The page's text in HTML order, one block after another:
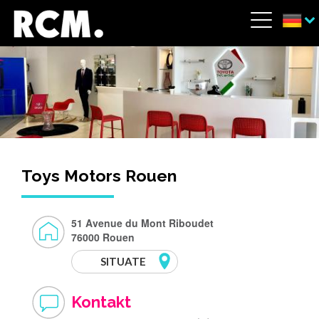
Direkt zum Inhalt
Menü
Toys Motors Rouen
51 Avenue du Mont Riboudet
76000 Rouen
SITUATE
Kontakt